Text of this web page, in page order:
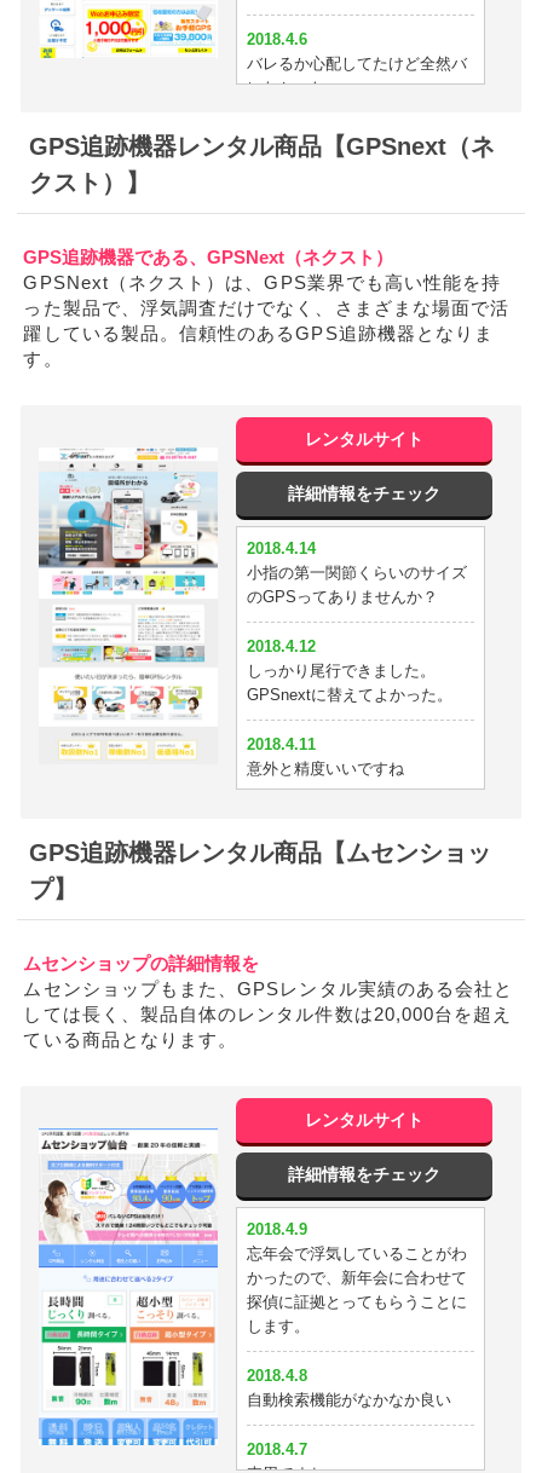
2018.4.6
バレるか心配してたけど全然バ
レなかったw
2018.4.5
位置の精度がめっちゃ正確でビ
浮気目的で15日レンタルして暴
けました！ すっきりしました。
2018.3.31
めっちゃいい！
3日じゃ浮気を暴けなかったorz
やっぱり半月は必要か^^;
2018.3.24
住所表示が細かいので助かる
2018.3.20
かなり小さい。これならバッグ
にいけそう。
2018.3.17
イチロクが一番安くて性能が良
2018.3.16
性能半端ない。恐ろしいリアル
位置
2018.3.12
住所を号まで表示してくれるの
でイチロクにしました
GPSと探偵を使えばすぐに証拠
とれますね
2018.3.3
車に付けるならもっと大きくて
2018.2.24
能はいいと思う
GPS追跡機器レンタル商品【GPSnext（ネ
クスト）】
GPS追跡機器である、GPSNext（ネクスト）
GPSNext（ネクスト）は、GPS業界でも高い性能を持
った製品で、浮気調査だけでなく、さまざまな場面で活
躍している製品。信頼性のあるGPS追跡機器となりま
す。
レンタルサイト
詳細情報をチェック
2018.4.14
小指の第一関節くらいのサイズ
のGPSってありませんか？
2018.4.12
しっかり尾行できました。
GPSnextに替えてよかった。
2018.4.11
意外と精度いいですね
彼氏の浮気を暴けました
新入生歓迎会と嘘をついている
2018.4.3
妻が１日に２人と浮気してまし
今までgps使ってきたがgpsnext
2018.3.26
探偵いりません＾＾
2018.3.25
AタイプからGPSNEXTに替え
ました。おかげでバッチリ尾行
できてます。
2018.3.20
この性能で超小型だったらなぁ
2018.3.19
GPS追跡機器レンタル商品【ムセンショッ
プ】
ムセンショップの詳細情報を
ムセンショップもまた、GPSレンタル実績のある会社と
しては長く、製品自体のレンタル件数は20,000台を超え
ている商品となります。
レンタルサイト
詳細情報をチェック
2018.4.9
忘年会で浮気していることがわ
かったので、新年会に合わせて
探偵に証拠とってもらうことに
します。
2018.4.8
自動検索機能がなかなか良い
2018.4.7